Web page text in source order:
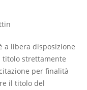
a libera disposizione
titolo strettamente
per finalità
il titolo del